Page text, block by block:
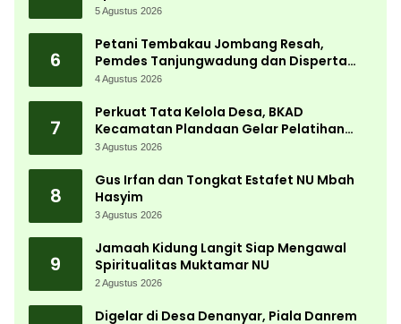
Kemerdekaan Terbesar di Peterongan
5 Agustus 2026
6
Petani Tembakau Jombang Resah,
Pemdes Tanjungwadung dan Disperta
Bergerak Cepat
4 Agustus 2026
7
Perkuat Tata Kelola Desa, BKAD
Kecamatan Plandaan Gelar Pelatihan
Aparatur Pemdes
3 Agustus 2026
8
Gus Irfan dan Tongkat Estafet NU Mbah
Hasyim
3 Agustus 2026
9
Jamaah Kidung Langit Siap Mengawal
Spiritualitas Muktamar NU
2 Agustus 2026
Digelar di Desa Denanyar, Piala Danrem